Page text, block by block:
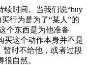
续时间。当我们说“buy
买行为是为了“某人”的
个东西是为他准备
买这个动作本身并不是
暂时不给他，或者过段
自然。